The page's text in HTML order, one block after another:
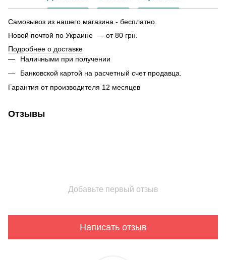
Самовывоз из нашего магазина - бесплатно.
Новой почтой по Украине — от 80 грн.
Подробнее о доставке
Наличными при получении
Банковской картой на расчетный счет продавца.
Гарантия от производителя 12 месяцев
Отзывы
Добавьте первый отзыв
Написать отзыв